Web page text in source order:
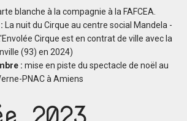
blanche à la compagnie à la FAFCEA.
La nuit du Cirque au centre social Mandela -
Cirque est en contrat de ville avec la
(93) en 2024)
: mise en piste du spectacle de noël au
PNAC à Amiens